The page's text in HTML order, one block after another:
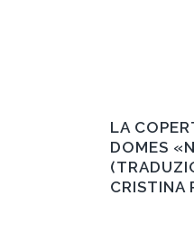
LA
DOMES
CRISTINA